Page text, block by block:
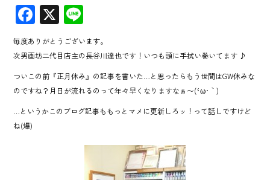
F
ac
e
b
o
ok
X
ne
毎度ありがとうございます。
次男画坊二代目店主の長谷川達也です！いつも頭に手拭い巻いてます ♪
ついこの前『正月休み』の記事を書いた…と思ったらもう世間はGW休みな
のですね？月日が流れるのって年々早くなりますなぁ〜(´･ω･｀)
…というかこのブログ記事ももっとマメに更新しろッ！って話しですけど
ね(爆)